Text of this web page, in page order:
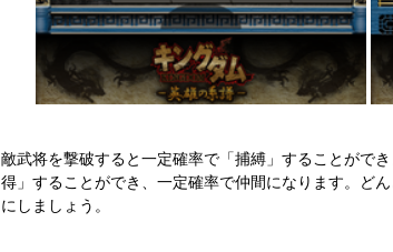
敵武将を撃破すると一定確率で「捕縛」することがで
得」することができ、一定確率で仲間になります。ど
にしましょう。